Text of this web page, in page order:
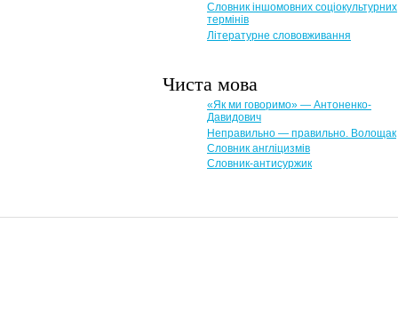
Словник іншомовних соціокультурних
термінів
Літературне слововживання
Чиста мова
«Як ми говоримо» — Антоненко-
Давидович
Неправильно — правильно. Волощак
Словник англіцизмів
Словник-антисуржик